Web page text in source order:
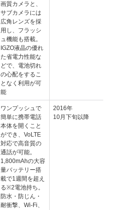
画質カメラと、
サブカメラには
広角レンズを採
用し、フラッシ
ュ機能も搭載。
IGZO液晶の優れ
た省電力性能な
どで、電池切れ
の心配をするこ
となく利用が可
能
ワンプッシュで
簡単に携帯電話
本体を開くこと
ができ、VoLTE
対応で高音質の
通話が可能。
1,800mAhの大容
量バッテリー搭
載で1週間を超え
る※2電池持ち。
防水・防じん・
耐衝撃、Wi-Fi、
2016年
10月下旬以降